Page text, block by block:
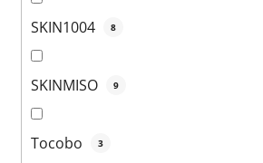
SKIN1004 8
SKINMISO 9
Tocobo 3